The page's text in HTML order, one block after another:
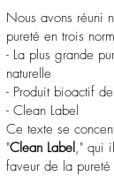
Nous avons réuni
pureté en trois
- La plus grande
naturelle
- Produit bioactif
- Clean Label
Ce texte se
"Clean Label," qui
faveur de la